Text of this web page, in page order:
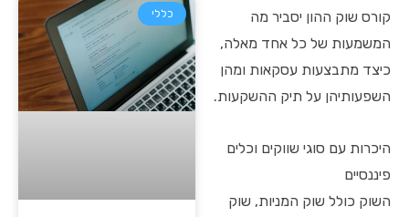
קורס שוק ההון יסביר מה
המשמעות של כל אחד מאלה,
כיצד מתבצעות עסקאות ומהן
השפעותיהן על תיק ההשקעות.
היכרות עם סוגי שווקים וכלים
פיננסיים
השוק כולל שוק המניות, שוק
כללי